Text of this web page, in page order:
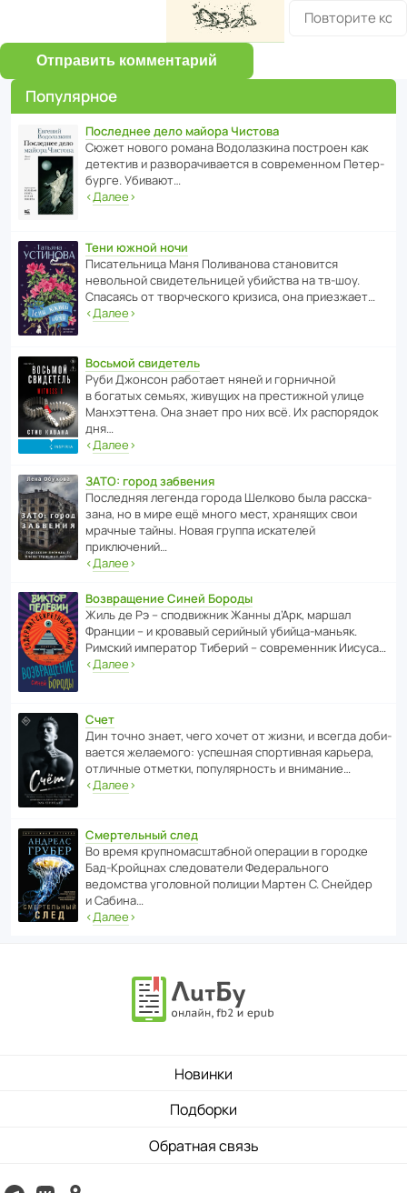
Отправить комментарий
Популярное
Последнее дело майора Чистова
Сюжет нового романа Водо­ла­з­кина пост­роен как
дете­ктив и разво­ра­чи­ва­ется в совре­менном Пете­р­
бурге. Убивают…
‹Далее›
Тени южной ночи
Писа­тель­ница Маня Поли­ва­нова стано­вится
невольной свиде­тель­ницей убийства на тв-шоу.
Спасаясь от твор­че­с­кого кризиса, она приезжает…
‹Далее›
Восьмой свидетель
Руби Джонсон рабо­тает няней и горни­чной
в богатых семьях, живущих на прес­ти­жной улице
Манх­эт­тена. Она знает про них всё. Их распо­рядок
дня…
‹Далее›
ЗАТО: город забвения
После­дняя легенда города Шелково была расска­
зана, но в мире ещё много мест, хранящих свои
мрачные тайны. Новая группа иска­телей
приключений…
‹Далее›
Возвращение Синей Бороды
Жиль де Рэ – спод­ви­жник Жанны д’Арк, маршал
Франции – и кровавый серийный убийца-маньяк.
Римский импе­ратор Тиберий – совре­менник Иисуса…
‹Далее›
Счет
Дин точно знает, чего хочет от жизни, и всегда доби­
ва­ется жела­е­мого: успе­шная спор­ти­вная карьера,
отли­чные отметки, попу­ля­р­ность и внимание…
‹Далее›
Смертельный след
Во время круп­но­мас­ш­та­бной операции в городке
Бад‑Крой­цнах следо­ва­тели Феде­раль­ного
ведомства уголо­вной полиции Мартен С. Снейдер
и Сабина…
‹Далее›
Новинки
Подборки
Обратная связь